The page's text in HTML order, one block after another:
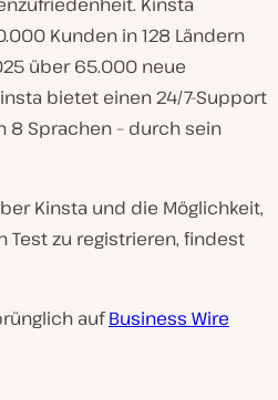
Kunden in 128 Ländern
über 65.000 neue
bietet einen 24/7-Support
8 Sprachen – durch sein
Kinsta und die Möglichkeit,
Test zu registrieren, findest
aufBusiness Wire